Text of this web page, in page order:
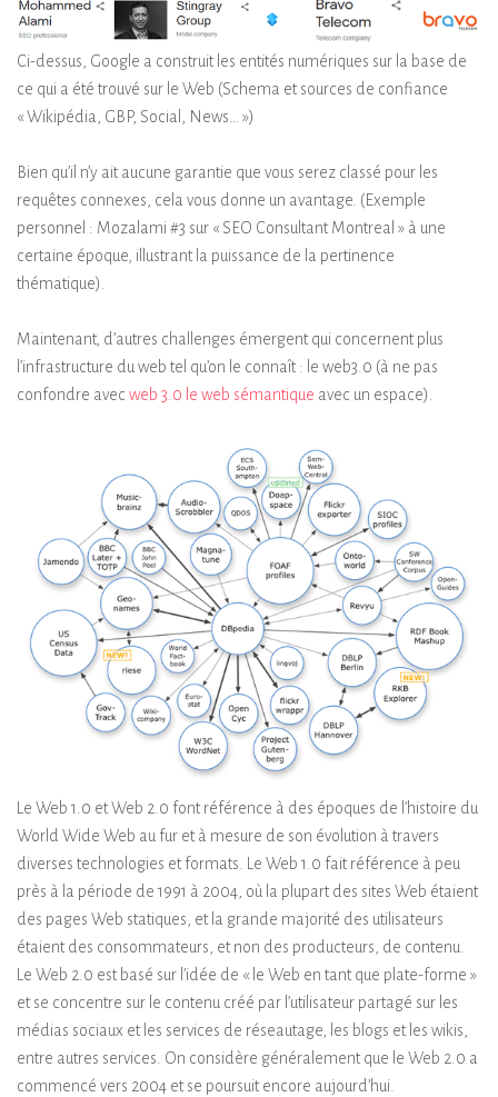
Ci-dessus, Google a construit les entités numériques sur la base de
ce qui a été trouvé sur le Web (Schema et sources de confiance
« Wikipédia, GBP, Social, News… »)
Bien qu’il n’y ait aucune garantie que vous serez classé pour les
requêtes connexes, cela vous donne un avantage. (Exemple
personnel : Mozalami #3 sur « SEO Consultant Montreal » à une
certaine époque, illustrant la puissance de la pertinence
thématique).
Maintenant, d’autres challenges émergent qui concernent plus
l’infrastructure du web tel qu’on le connaît : le web3.0 (à ne pas
confondre avec web 3.0 le web sémantique avec un espace).
Le Web 1.0 et Web 2.0 font référence à des époques de l’histoire du
World Wide Web au fur et à mesure de son évolution à travers
diverses technologies et formats. Le Web 1.0 fait référence à peu
près à la période de 1991 à 2004, où la plupart des sites Web étaient
des pages Web statiques, et la grande majorité des utilisateurs
étaient des consommateurs, et non des producteurs, de contenu.
Le Web 2.0 est basé sur l’idée de « le Web en tant que plate-forme »
et se concentre sur le contenu créé par l’utilisateur partagé sur les
médias sociaux et les services de réseautage, les blogs et les wikis,
entre autres services. On considère généralement que le Web 2.0 a
commencé vers 2004 et se poursuit encore aujourd’hui.